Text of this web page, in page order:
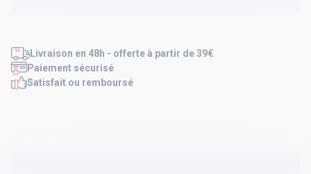
Livraison en 48h - offerte à partir de 39€
Paiement sécurisé
Satisfait ou remboursé